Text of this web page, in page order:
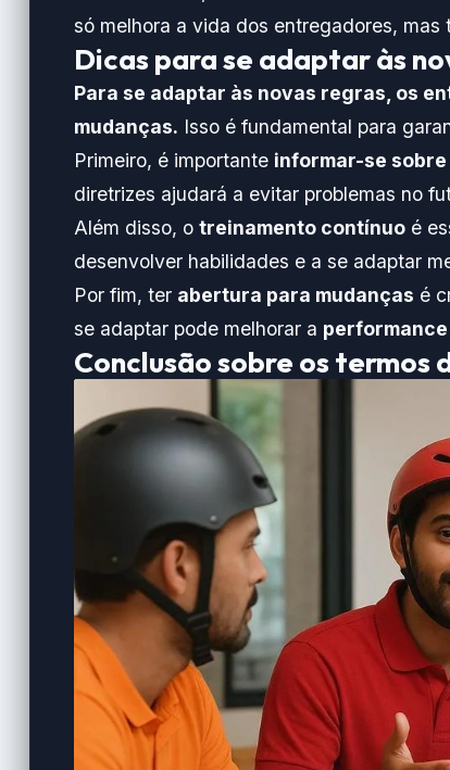
só melhora a vida dos entregadores,
Dicas para se adaptar às
Para se adaptar às novas regras, os
mudanças. Isso é fundamental para
Primeiro, é importante informar-se
diretrizes ajudará a evitar problemas no
Além disso, o treinamento contínuoé
desenvolver habilidades e a se adaptar
Por fim, ter abertura para mudanças é
se adaptar pode melhorar a performance
Conclusão sobre os termos